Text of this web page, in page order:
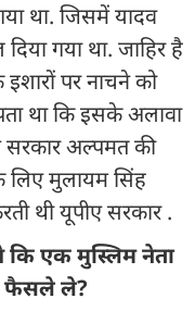
था. जिसमें यादव
गया था. जाहिर है
पर नाचने को
था कि इसके अलावा
सरकार अल्पमत की
लिए मुलायम सिंह
थी यूपीए सरकार .
कि एक मुस्लिम नेता
फैसले ले?